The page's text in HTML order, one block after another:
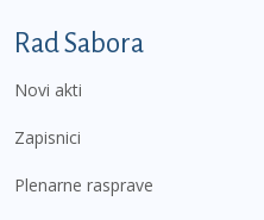
Podnožje prvi
Rad Sabora
Novi akti
Zapisnici
Plenarne rasprave